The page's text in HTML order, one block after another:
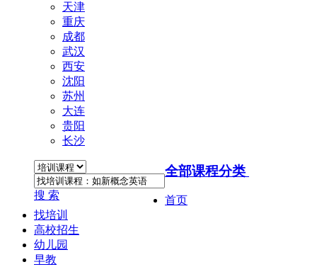
天津
重庆
成都
武汉
西安
沈阳
苏州
大连
贵阳
长沙
搜 索
全部课程分类
首页
找培训
高校招生
幼儿园
早教